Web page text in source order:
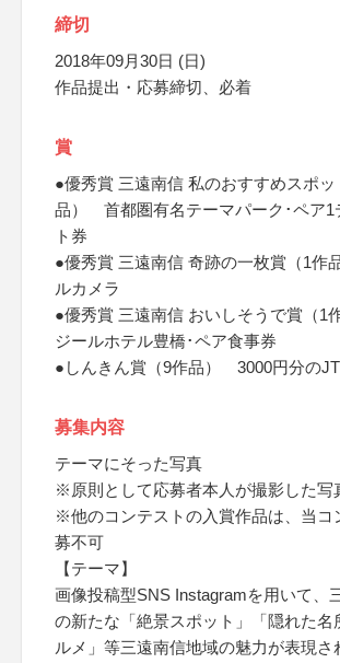
締切
2018年09月30日 (日)
作品提出・応募締切、必着
賞
●優秀賞 三遠南信 私のおすすめスポッ
品） 首都圏有名テーマパーク･ペア1
ト券
●優秀賞 三遠南信 奇跡の一枚賞（1
ルカメラ
●優秀賞 三遠南信 おいしそうで賞（
ジールホテル豊橋･ペア食事券
●しんきん賞（9作品） 3000円分の
募集内容
テーマにそった写真
※原則として応募者本人が撮影した写
※他のコンテストの入賞作品は、当コ
募不可
【テーマ】
画像投稿型SNS Instagramを用いて、
の新たな「絶景スポット」「隠れた名
ルメ」等三遠南信地域の魅力が表現さ